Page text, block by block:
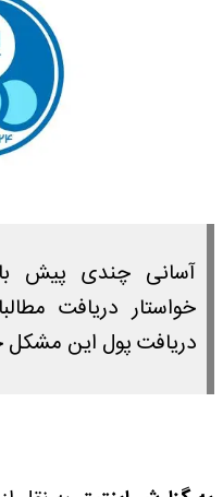
آسانی چندی پیش
خواستار دریافت
دریافت پول این